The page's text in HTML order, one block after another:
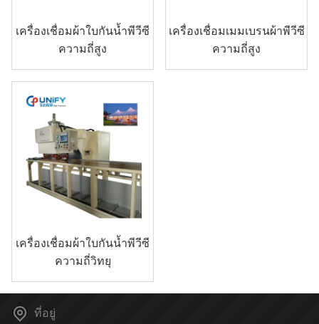
เครื่องเชื่อมผ้าใบกันน้ำพีวีซี
ความถี่สูง
เครื่องเชื่อมเมมเบรนผ้าพีวีซี
ความถี่สูง
เครื่องเชื่อมผ้าใบกันน้ำพีวีซี
ความถี่วิทยุ
ที่อยู่